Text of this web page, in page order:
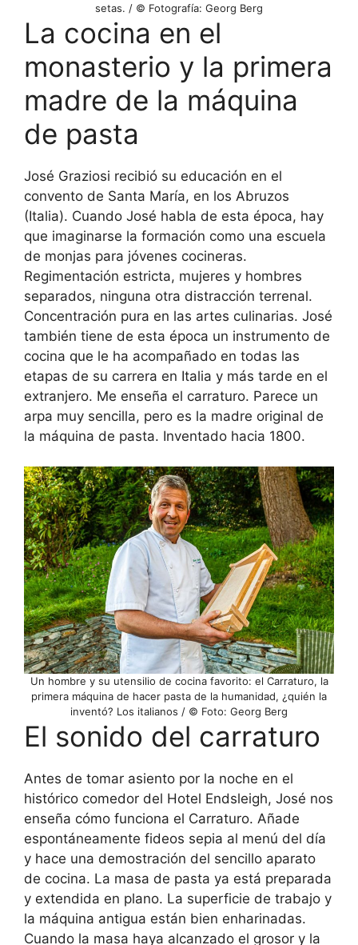
setas. / © Fotografía: Georg Berg
La cocina en el
monasterio y la primera
madre de la máquina
de pasta
José Graziosi recibió su educación en el
convento de Santa María, en los Abruzos
(Italia). Cuando José habla de esta época, hay
que imaginarse la formación como una escuela
de monjas para jóvenes cocineras.
Regimentación estricta, mujeres y hombres
separados, ninguna otra distracción terrenal.
Concentración pura en las artes culinarias. José
también tiene de esta época un instrumento de
cocina que le ha acompañado en todas las
etapas de su carrera en Italia y más tarde en el
extranjero. Me enseña el carraturo. Parece un
arpa muy sencilla, pero es la madre original de
la máquina de pasta. Inventado hacia 1800.
Un hombre y su utensilio de cocina favorito: el Carraturo, la
primera máquina de hacer pasta de la humanidad, ¿quién la
inventó? Los italianos / © Foto: Georg Berg
El sonido del carraturo
Antes de tomar asiento por la noche en el
histórico comedor del Hotel Endsleigh, José nos
enseña cómo funciona el Carraturo. Añade
espontáneamente fideos sepia al menú del día
y hace una demostración del sencillo aparato
de cocina. La masa de pasta ya está preparada
y extendida en plano. La superficie de trabajo y
la máquina antigua están bien enharinadas.
Cuando la masa haya alcanzado el grosor y la